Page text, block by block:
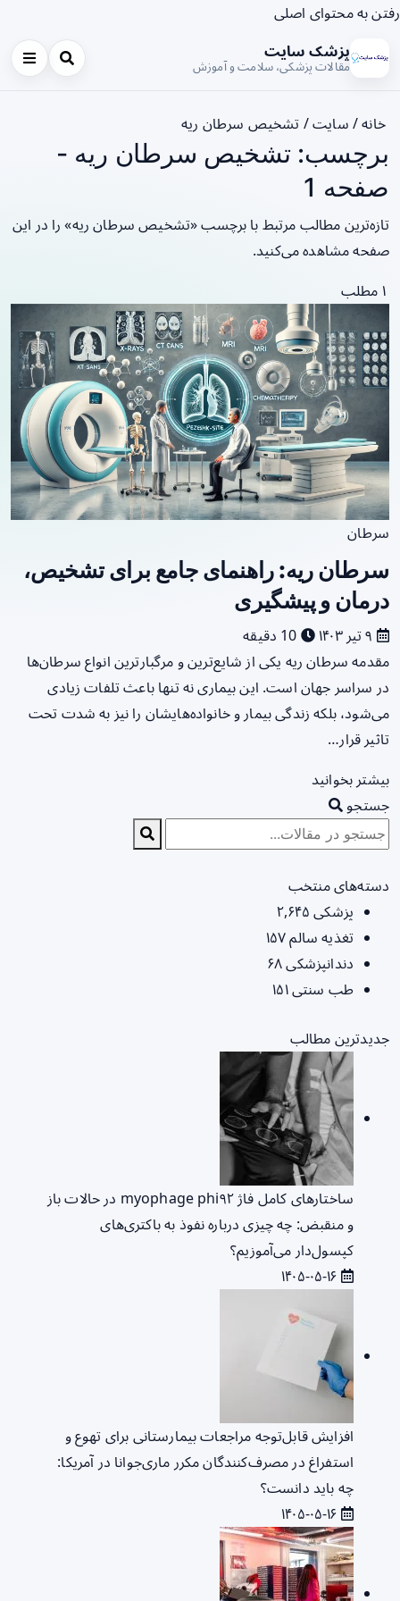
رفتن به محتوای اصلی
پزشک سایت
مقالات پزشکی، سلامت و آموزش
خانه/ سایت/ تشخیص سرطان ریه
برچسب: تشخیص سرطان ریه -
صفحه 1
تازه‌ترین مطالب مرتبط با برچسب «تشخیص سرطان ریه» را در این
صفحه مشاهده می‌کنید.
۱ مطلب
سرطان
سرطان ریه: راهنمای جامع برای تشخیص،
درمان و پیشگیری
مقدمه سرطان ریه یکی از شایع‌ترین و مرگبارترین انواع سرطان‌ها
در سراسر جهان است. این بیماری نه تنها باعث تلفات زیادی
می‌شود، بلکه زندگی بیمار و خانواده‌هایشان را نیز به شدت تحت
تاثیر قرار…
بیشتر بخوانید
جستجو
دسته‌های منتخب
پزشکی ۲,۶۴۵
تغذیه سالم۱۵۷
دندانپزشکی۶۸
طب سنتی۱۵۱
جدیدترین مطالب
ساختارهای کامل فاژ myophage phi۹۲ در حالات باز
و منقبض: چه چیزی درباره نفوذ به باکتری‌های
کپسول‌دار می‌آموزیم؟
افزایش قابل‌توجه مراجعات بیمارستانی برای تهوع و
استفراغ در مصرف‌کنندگان مکرر ماری‌جوانا در آمریکا:
چه باید دانست؟